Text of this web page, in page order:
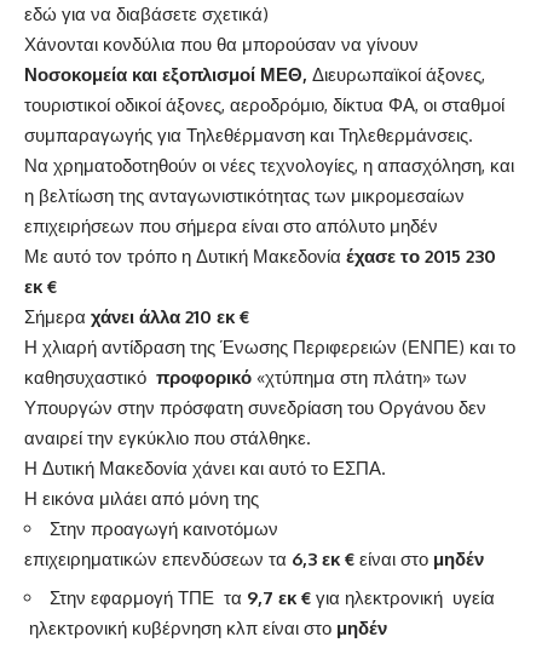
εδώ για να διαβάσετε σχετικά)
Χάνονται κονδύλια που θα μπορούσαν να γίνουν
Νοσοκομεία και εξοπλισμοί ΜΕΘ, Διευρωπαϊκοί άξονες,
τουριστικοί οδικοί άξονες, αεροδρόμιο, δίκτυα ΦΑ, οι σταθμοί
συμπαραγωγής για Τηλεθέρμανση και Τηλεθερμάνσεις.
Να χρηματοδοτηθούν οι νέες τεχνολογίες, η απασχόληση, και
η βελτίωση της ανταγωνιστικότητας των μικρομεσαίων
επιχειρήσεων που σήμερα είναι στο απόλυτο μηδέν
Με αυτό τον τρόπο η Δυτική Μακεδονία έχασε το 2015 230
εκ €
Σήμερα χάνει άλλα 210 εκ €
Η χλιαρή αντίδραση της Ένωσης Περιφερειών (ΕΝΠΕ) και το
καθησυχαστικό προφορικό «χτύπημα στη πλάτη» των
Υπουργών στην πρόσφατη συνεδρίαση του Οργάνου δεν
αναιρεί την εγκύκλιο που στάλθηκε.
Η Δυτική Μακεδονία χάνει και αυτό το ΕΣΠΑ.
Η εικόνα μιλάει από μόνη της
Στην προαγωγή καινοτόμων
επιχειρηματικών επενδύσεων τα 6,3 εκ € είναι στο μηδέν
Στην εφαρμογή ΤΠΕ τα 9,7 εκ € για ηλεκτρονική υγεία
ηλεκτρονική κυβέρνηση κλπ είναι στο μηδέν